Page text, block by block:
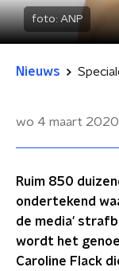
foto: ANP
Nieuws
wo 4 maart 2020
Ruim 850
ondertekend
de media'
wordt het
Caroline Flack